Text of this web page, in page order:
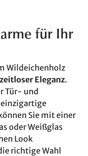
für Ihr
Wildeichenholz
Eleganz.
Tür- und
Sie mit einer
oder Weißglas
Look
richtige Wahl